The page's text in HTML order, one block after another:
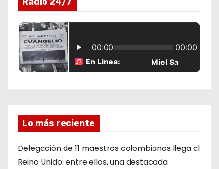
Lo más reciente
Delegación de 11 maestros colombianos llega al
Reino Unido: entre ellos, una destacada